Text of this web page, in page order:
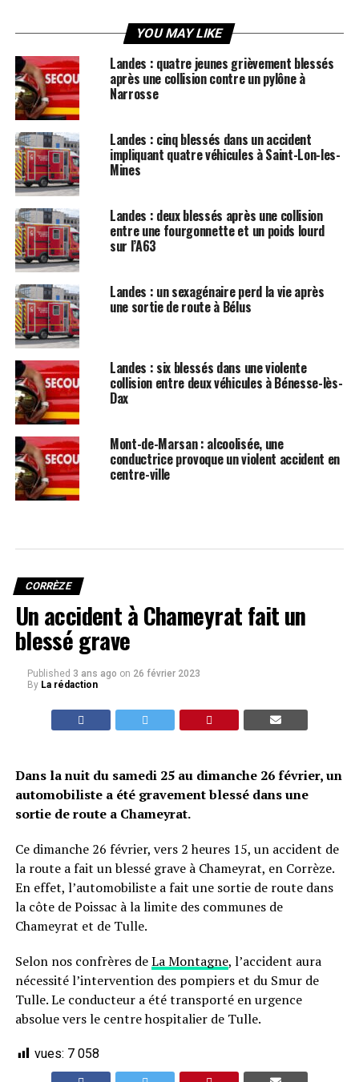
YOU MAY LIKE
Landes : quatre jeunes grièvement blessés
après une collision contre un pylône à
Narrosse
Landes : cinq blessés dans un accident
impliquant quatre véhicules à Saint-Lon-les-
Mines
Landes : deux blessés après une collision
entre une fourgonnette et un poids lourd
sur l’A63
Landes : un sexagénaire perd la vie après
une sortie de route à Bélus
Landes : six blessés dans une violente
collision entre deux véhicules à Bénesse-lès-
Dax
Mont-de-Marsan : alcoolisée, une
conductrice provoque un violent accident en
centre-ville
CORRÈZE
Un accident à Chameyrat fait un
blessé grave
Published 3 ans ago on 26 février 2023
By La rédaction
Dans la nuit du samedi 25 au dimanche 26 février, un
automobiliste a été gravement blessé dans une
sortie de route a Chameyrat.
Ce dimanche 26 février, vers 2 heures 15, un accident de
la route a fait un blessé grave à Chameyrat, en Corrèze.
En effet, l’automobiliste a fait une sortie de route dans
la côte de Poissac à la limite des communes de
Chameyrat et de Tulle.
Selon nos confrères deLa Montagne, l’accident aura
nécessité l’intervention des pompiers et du Smur de
Tulle. Le conducteur a été transporté en urgence
absolue vers le centre hospitalier de Tulle.
vues: 7 058